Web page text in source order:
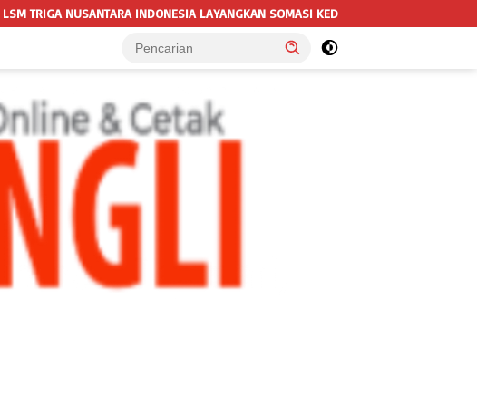
LAYANGKAN SOMASI KEDUA DAN TERAKHIR KEPADA RUTAN KELAS IIB MENGGALA